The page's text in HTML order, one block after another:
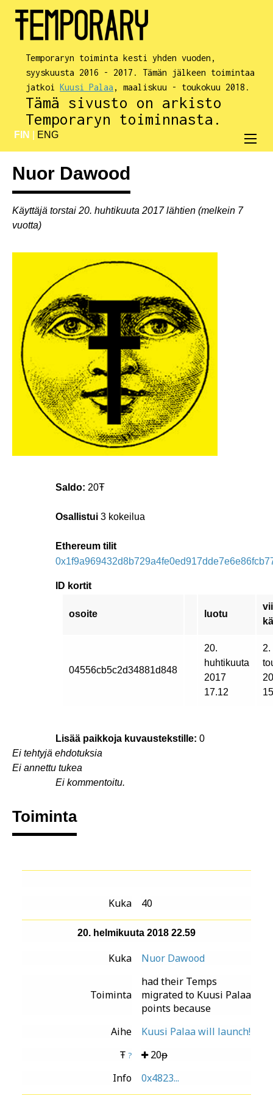
Temporaryn toiminta kesti yhden vuoden,
syyskuusta 2016 - 2017. Tämän jälkeen toimintaa
jatkoiKuusi Palaa , maaliskuu - toukokuu 2018.
Tämä sivusto on arkisto
Temporaryn toiminnasta.
FIN ENG
Nuor Dawood
Käyttäjä torstai 20. huhtikuuta 2017 lähtien (melkein 7
vuotta)
Saldo: 20Ŧ
Osallistui 3 kokeilua
Ethereum tilit
ID kortit
osoite luotu
04556cb5c2d34881d848
20.
huhtikuuta
2017
17.12
2.
Lisää paikkoja kuvaustekstille: 0
Ei tehtyjä ehdotuksia
Ei annettu tukea
Ei kommentoitu.
Toiminta
Kuka 40
20. helmikuuta 2018 22.59
Kuka Nuor Dawood
Toiminta
had their Temps
migrated to Kuusi Palaa
points because
Aihe
Kuusi Palaa will launch!
Ŧ ?
20ᵽ
Info
0x4823...